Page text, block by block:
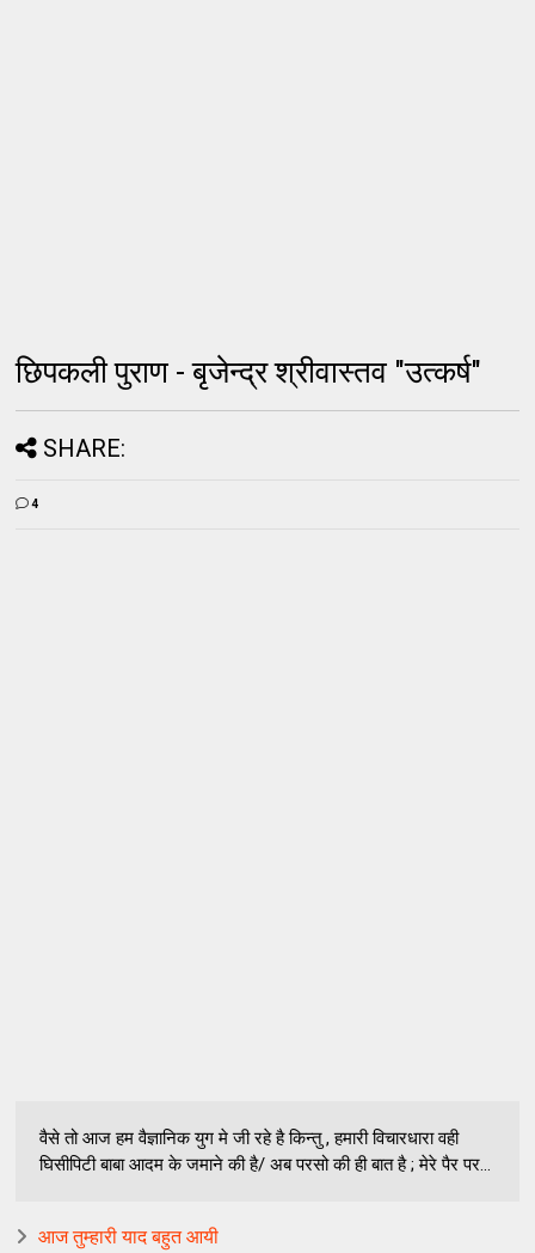
छिपकली पुराण - बृजेन्द्र श्रीवास्तव "उत्कर्ष"
SHARE:
4
वैसे तो आज हम वैज्ञानिक युग मे जी रहे है किन्तु , हमारी विचारधारा वही
घिसीपिटी बाबा आदम के जमाने की है/ अब परसो की ही बात है ; मेरे पैर पर...
आज तुम्हारी याद बहुत आयी